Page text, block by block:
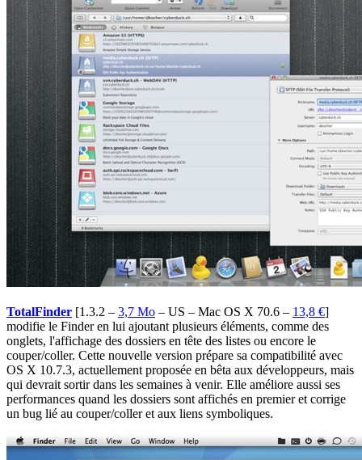
TotalFinder [1.3.2 – 3,7 Mo – US – Mac OS X 70.6 – 13,8 €]
modifie le Finder en lui ajoutant plusieurs éléments, comme des
onglets, l'affichage des dossiers en tête des listes ou encore le
couper/coller. Cette nouvelle version prépare sa compatibilité avec
OS X 10.7.3, actuellement proposée en bêta aux développeurs, mais
qui devrait sortir dans les semaines à venir. Elle améliore aussi ses
performances quand les dossiers sont affichés en premier et corrige
un bug lié au couper/coller et aux liens symboliques.